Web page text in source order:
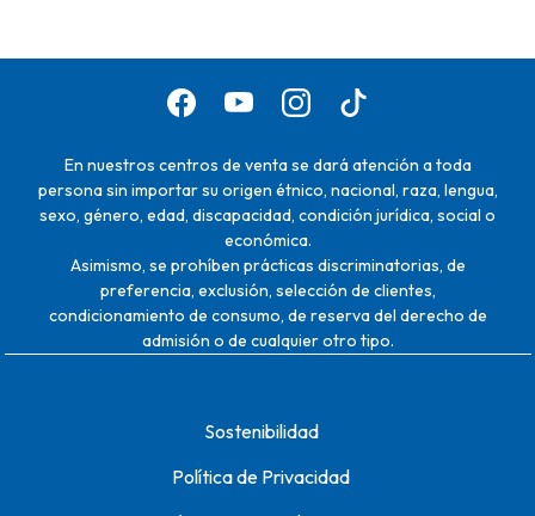
En nuestros centros de venta se dará atención a toda
persona sin importar su origen étnico, nacional, raza, lengua,
sexo, género, edad, discapacidad, condición jurídica, social o
económica.
Asimismo, se prohíben prácticas discriminatorias, de
preferencia, exclusión, selección de clientes,
condicionamiento de consumo, de reserva del derecho de
admisión o de cualquier otro tipo.
Sostenibilidad
Política de Privacidad